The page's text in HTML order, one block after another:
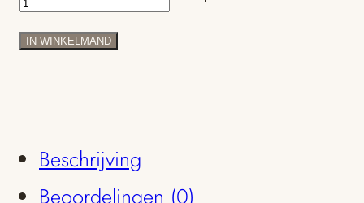
-
aantal
IN WINKELMAND
Beschrijving
Beoordelingen (0)